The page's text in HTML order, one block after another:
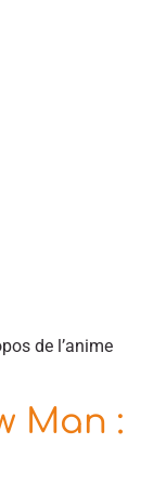
de l’anime
Man :